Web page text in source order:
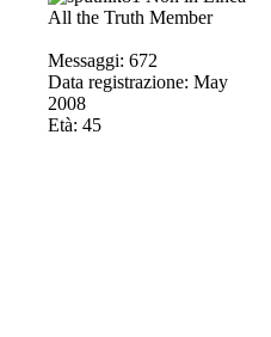
All the Truth Member
Messaggi: 672
Data registrazione: May
2008
Età: 45